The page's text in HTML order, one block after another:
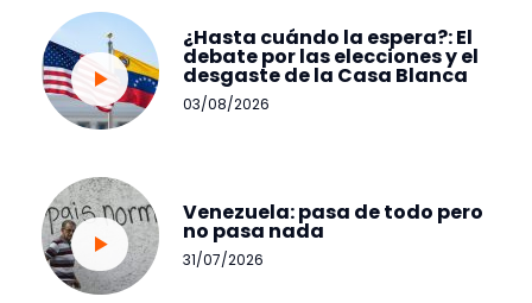
¿Hasta cuándo la espera?: El
debate por las elecciones y el
desgaste de la Casa Blanca
03/08/2026
Venezuela: pasa de todo pero
no pasa nada
31/07/2026